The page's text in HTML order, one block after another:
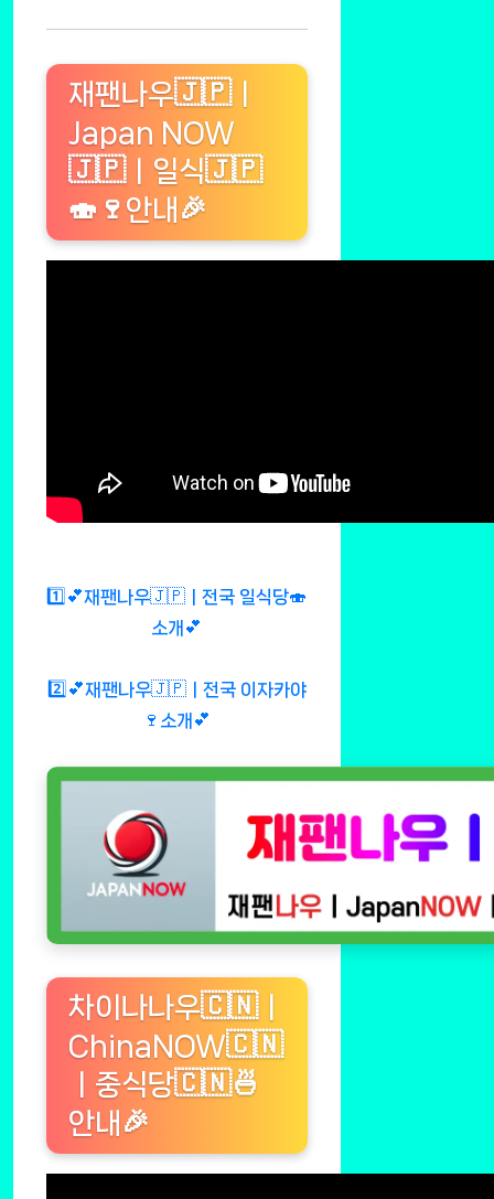
재팬나우🇯🇵ㅣ
Japan NOW
🇯🇵ㅣ일식🇯🇵
🍣🍷안내🎉
1️⃣💕재팬나우🇯🇵ㅣ전국 일식당🍣
소개💕
2️⃣💕재팬나우🇯🇵ㅣ전국 이자카야
🍷소개💕
차이나나우🇨🇳ㅣ
ChinaNOW🇨🇳
ㅣ중식당🇨🇳🍜
안내🎉